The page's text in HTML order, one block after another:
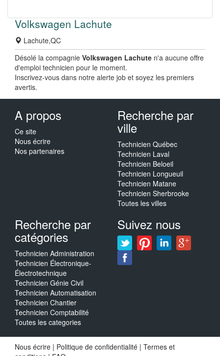
Volkswagen Lachute
Lachute,QC
Désolé la compagnie Volkswagen Lachute n'a aucune offre
d'emploi technicien pour le moment.
Inscrivez-vous dans notre alerte job et soyez les premiers
avertis.
A propos
Ce site
Nous écrire
Nos partenaires
Recherche par
ville
Technicien Québec
Technicien Laval
Technicien Beloeil
Technicien Longueuil
Technicien Matane
Technicien Sherbrooke
Toutes les villes
Recherche par
catégories
Technicien Administration
Technicien Électronique-
Électrotechnique
Technicien Génie Civil
Technicien Automatisation
Technicien Chantier
Technicien Comptabilité
Toutes les categories
Suivez nous
Nous écrire | Politique de confidentialité | Termes et